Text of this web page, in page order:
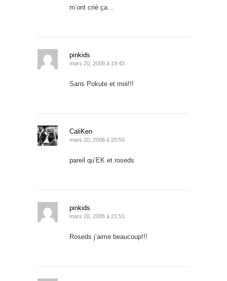
m’ont crié ça…
pinkids
mars 20, 2008 à 19:43
Sans Pokute et moi!!!
CaliKen
mars 20, 2008 à 20:50
pareil qu’EK et roseds
pinkids
mars 20, 2008 à 21:51
Roseds j’aime beaucoup!!!